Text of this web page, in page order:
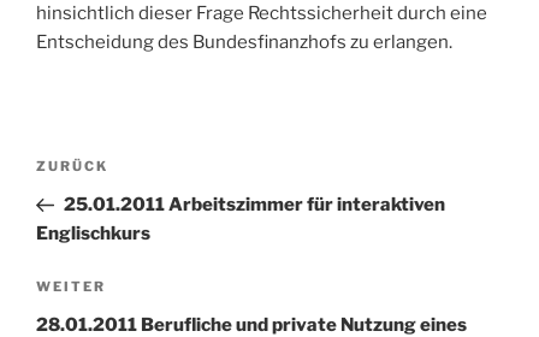
hinsichtlich dieser Frage Rechtssicherheit durch eine
Entscheidung des Bundesfinanzhofs zu erlangen.
Beitragsnavigation
Vorheriger
Beitrag
ZURÜCK
25.01.2011 Arbeitszimmer für interaktiven
Englischkurs
Nächster
Beitrag
WEITER
28.01.2011 Berufliche und private Nutzung eines